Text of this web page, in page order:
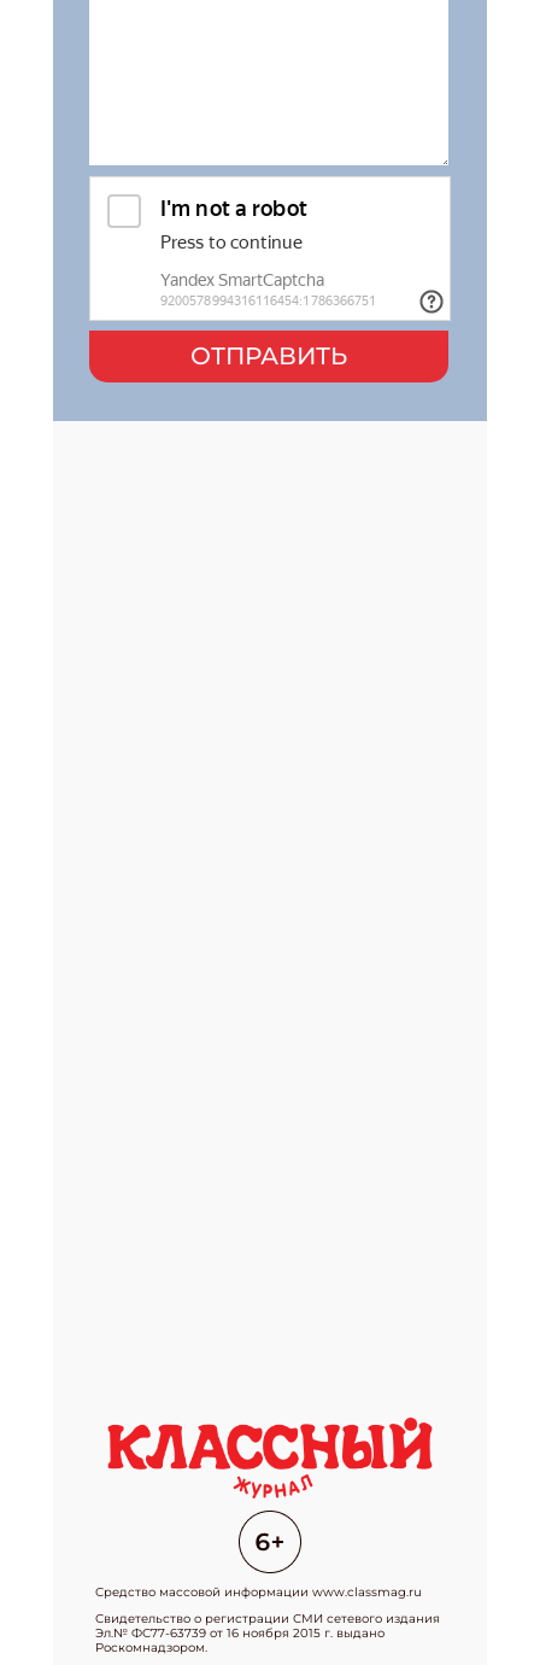
ОТПРАВИТЬ
Средство массовой информации www.classmag.ru
Свидетельство о регистрации СМИ сетевого издания
Эл.№ ФС77-63739 от 16 ноября 2015 г. выдано
Роскомнадзором.